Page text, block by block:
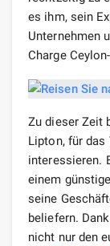
es ihm, sein
Unternehmen
Charge
Zu dieser Zeit
Lipton, für das
interessieren.
einem
seine
beliefern.
nicht nur den